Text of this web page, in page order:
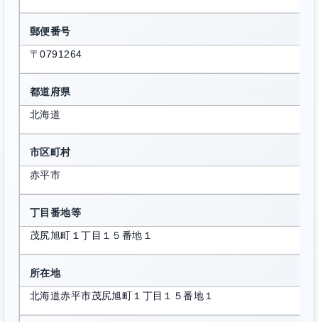
郵便番号
〒0791264
都道府県
北海道
市区町村
赤平市
丁目番地等
茂尻旭町１丁目１５番地１
所在地
北海道赤平市茂尻旭町１丁目１５番地１